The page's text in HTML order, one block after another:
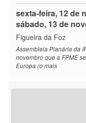
sexta-feira, 12 de
sábado, 13 de
Figueira da Foz
Assembleia Planária da
novembro que a FPME
Europa (o mais